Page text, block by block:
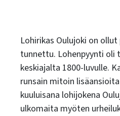
Lohirikas Oulujoki on
tunnettu. Lohenpyynti oli
keskiajalta 1800-luvulle.
runsain mitoin
kuuluisana lohijokena
ulkomaita myöten